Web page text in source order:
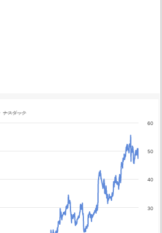
categories.
yA0, yA1, yA2, and yA3.
ナスダック
30
40
50
60